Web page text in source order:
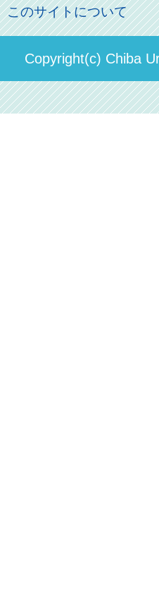
パスモのご案内
ステーションギャラリー
駅構内出店者様募集
お問い合わせ先
社長ごあいさつ
決算概要
輸送人員の推移（PDF）
このサイトについて
Copyright(c) Chiba